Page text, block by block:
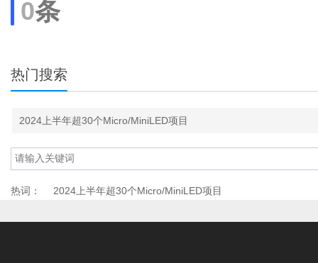
0条
热门搜索
2024上半年超30个Micro/MiniLED项目
热词： 2024上半年超30个Micro/MiniLED项目